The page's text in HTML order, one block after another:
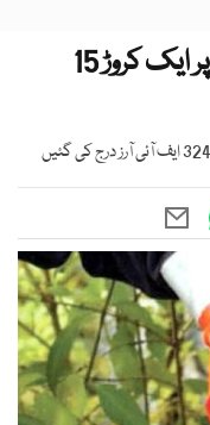
وزیر آباد میں چھاپہ گیس چوری پر ایک کروڑ 15